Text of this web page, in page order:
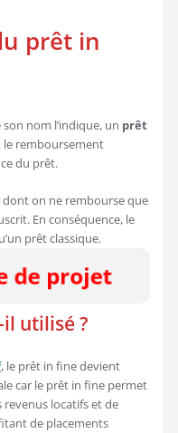
prêt in
nom l’indique, un prêt
remboursement
du prêt.
on ne rembourse que
En conséquence, le
prêt classique.
utilisé ?
, le prêt in fine devient
car le prêt in fine permet
revenus locatifs et de
de placements